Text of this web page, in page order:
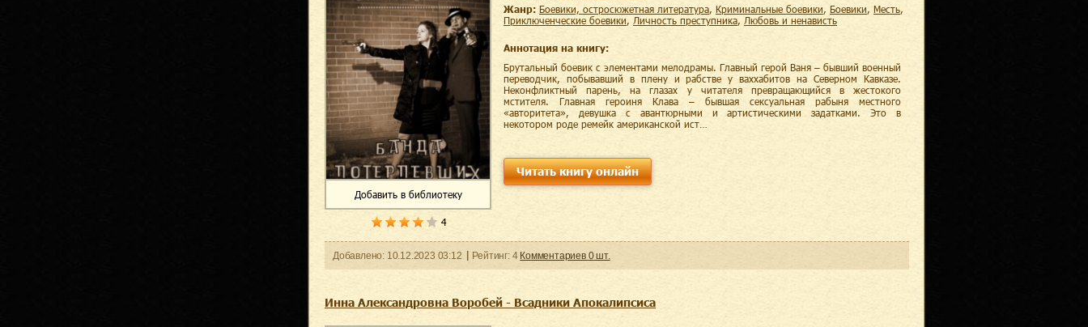
Добавить в библиотеку
4
Жанр:
боевики, остросюжетная литература, криминальные боевики, боевики, месть,
приключенческие боевики, личность преступника, любовь и ненависть
Аннотация на книгу:
Брутальный боевик с элементами мелодрамы. Главный герой Ваня – бывший военный
переводчик, побывавший в плену и рабстве у ваххабитов на Северном Кавказе.
Неконфликтный парень, на глазах у читателя превращающийся в жестокого
мстителя. Главная героиня Клава – бывшая сексуальная рабыня местного
«авторитета», девушка с авантюрными и артистическими задатками. Это в
некотором роде ремейк американской ист…
Читать книгу онлайн
Добавленo: 10.12.2023 03:12 Рейтинг: 4 Комментариев 0шт.
Инна Александровна Воробей - Всадники Апокалипсиса